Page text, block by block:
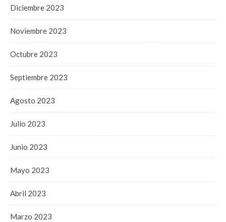
Diciembre 2023
Noviembre 2023
Octubre 2023
Septiembre 2023
Agosto 2023
Julio 2023
Junio 2023
Mayo 2023
Abril 2023
Marzo 2023